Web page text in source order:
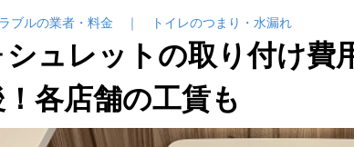
ブルの業者・料金 ｜ トイレのつまり・⽔漏れ
ュレットの取り付け費
各店舗の工賃も